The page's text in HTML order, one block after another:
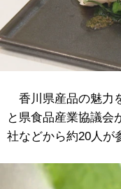
香川県産品の魅力
と県食品産業協議会
社などから約20人が